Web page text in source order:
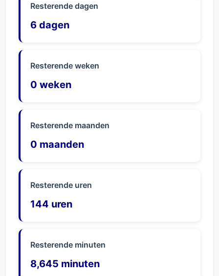
Resterende dagen
6 dagen
Resterende weken
0 weken
Resterende maanden
0 maanden
Resterende uren
144 uren
Resterende minuten
8,645 minuten